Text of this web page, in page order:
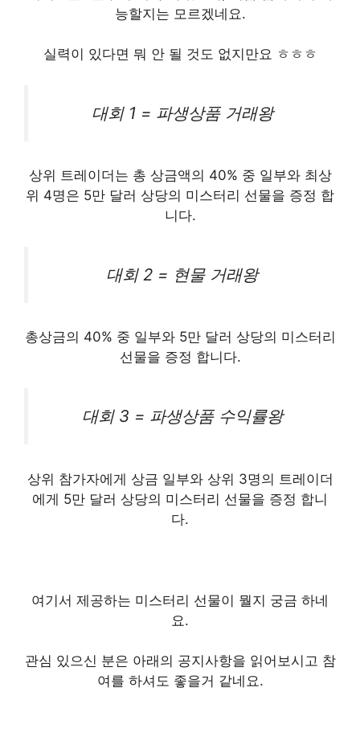
능할지는 모르겠네요.
실력이 있다면 뭐 안 될 것도 없지만요 ㅎㅎㅎ
대회 1 = 파생상품 거래왕
상위 트레이더는 총 상금액의 40% 중 일부와 최상
위 4명은 5만 달러 상당의 미스터리 선물을 증정 합
니다.
대회 2 = 현물 거래왕
총상금의 40% 중 일부와 5만 달러 상당의 미스터리
선물을 증정 합니다.
대회 3 = 파생상품 수익률왕
상위 참가자에게 상금 일부와 상위 3명의 트레이더
에게 5만 달러 상당의 미스터리 선물을 증정 합니
다.
여기서 제공하는 미스터리 선물이 뭘지 궁금 하네
요.
관심 있으신 분은 아래의 공지사항을 읽어보시고 참
여를 하셔도 좋을거 같네요.